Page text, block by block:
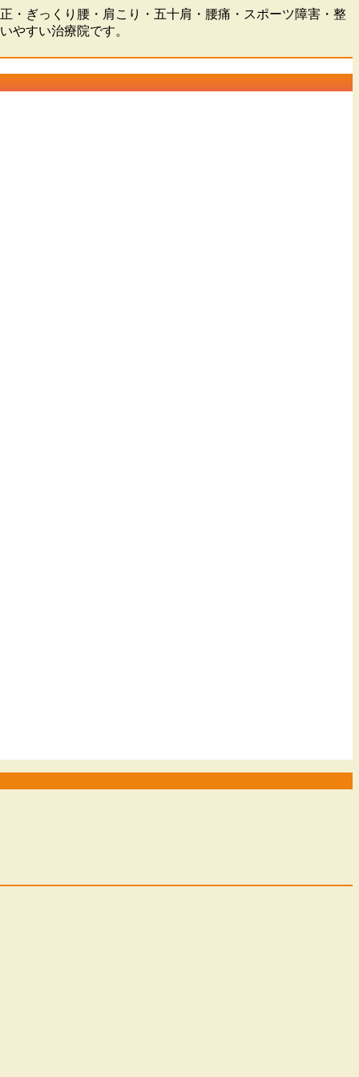
・ぎっくり腰・肩こり・五十肩・腰痛・スポーツ障害・整
やすい治療院です。